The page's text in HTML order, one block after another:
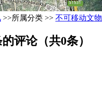
>>所属分类 >> 不可移动文物
评论（共0条）